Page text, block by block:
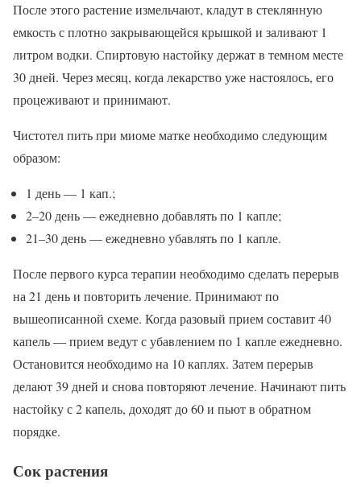
После этого растение измельчают, кладут в стеклянную
емкость с плотно закрывающейся крышкой и заливают 1
литром водки. Спиртовую настойку держат в темном месте
30 дней. Через месяц, когда лекарство уже настоялось, его
процеживают и принимают.
Чистотел пить при миоме матке необходимо следующим
образом:
1 день — 1 кап.;
2–20 день — ежедневно добавлять по 1 капле;
21–30 день — ежедневно убавлять по 1 капле.
После первого курса терапии необходимо сделать перерыв
на 21 день и повторить лечение. Принимают по
вышеописанной схеме. Когда разовый прием составит 40
капель — прием ведут с убавлением по 1 капле ежедневно.
Остановится необходимо на 10 каплях. Затем перерыв
делают 39 дней и снова повторяют лечение. Начинают пить
настойку с 2 капель, доходят до 60 и пьют в обратном
порядке.
Сок растения